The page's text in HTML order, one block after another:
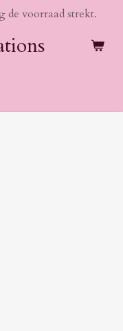
de voorraad strekt.